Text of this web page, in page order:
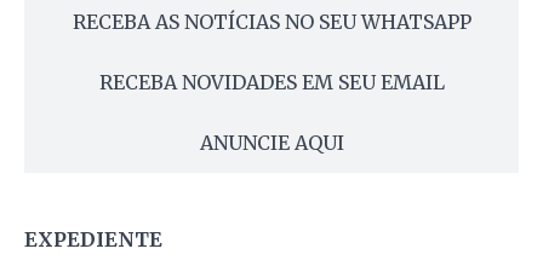
RECEBA AS NOTÍCIAS NO SEU WHATSAPP
RECEBA NOVIDADES EM SEU EMAIL
ANUNCIE AQUI
EXPEDIENTE